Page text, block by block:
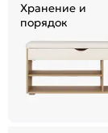
Хранение и
порядок